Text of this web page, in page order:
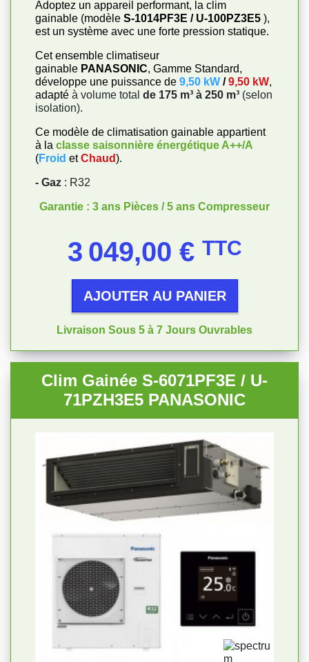
Adoptez un appareil performant, la clim
gainable (modèle S-1014PF3E / U-100PZ3E5 ),
est un système avec une forte pression statique.
Cet ensemble climatiseur
gainable PANASONIC, Gamme Standard,
développe une puissance de 9,50 kW /9,50 kW,
adapté à volume total de 175 m³ à 250 m³ (selon
isolation).
Ce modèle de climatisation gainable appartient
à la classe saisonnière énergétique A++/A
(Froid et Chaud).
- Gaz : R32
Garantie : 3 ans Pièces / 5 ans Compresseur
3 049,00 € TTC
AJOUTER AU PANIER
Livraison Sous 5 à 7 Jours Ouvrables
Clim Gainée S-6071PF3E / U-
71PZH3E5 PANASONIC